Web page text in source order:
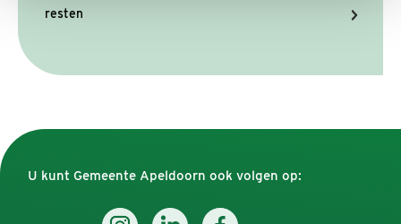
resten
U kunt Gemeente Apeldoorn ook volgen op: